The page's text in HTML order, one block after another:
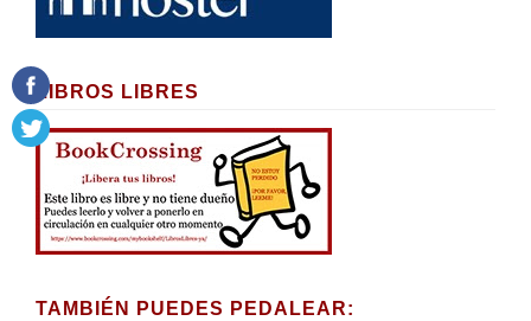
LIBROS LIBRES
TAMBIÉN PUEDES PEDALEAR: